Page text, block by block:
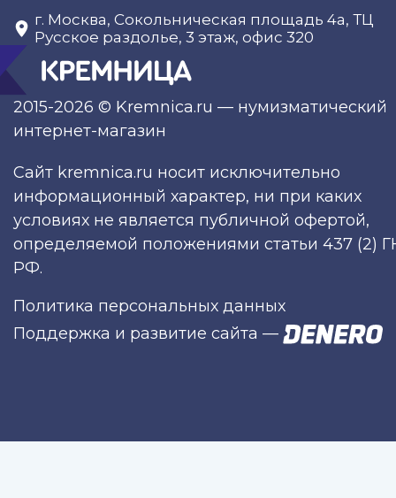
2015-2026 © Kremnica.ru — нумизматический
интернет-магазин
г. Москва, Сокольническая площадь 4а, ТЦ
Русское раздолье, 3 этаж, офис 320
Сайт kremnica.ru носит исключительно
информационный характер, ни при каких
условиях не является публичной офертой,
определяемой положениями статьи 437 (2)
РФ.
Политика персональных данных
Поддержка и развитие сайта —